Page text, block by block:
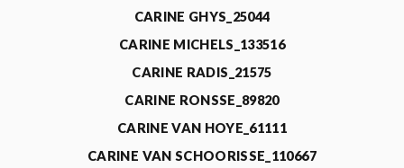
CARINE GHYS_25044
CARINE MICHELS_133516
CARINE RADIS_21575
CARINE RONSSE_89820
CARINE VAN HOYE_61111
CARINE VAN SCHOORISSE_110667